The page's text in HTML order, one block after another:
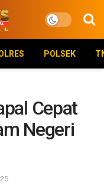
POLSEK
Cepat
Negeri